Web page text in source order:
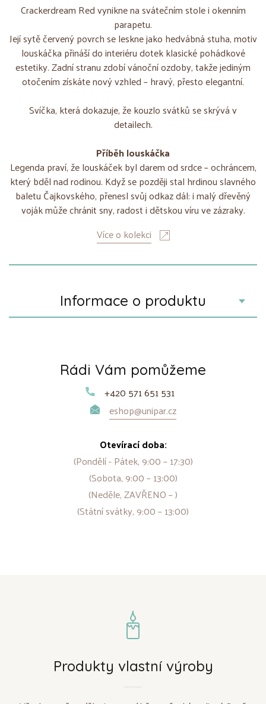
Crackerdream Red vynikne na svátečním stole i okenním
parapetu.
Její sytě červený povrch se leskne jako hedvábná stuha, motiv
louskáčka přináší do interiéru dotek klasické pohádkové
estetiky. Zadní stranu zdobí vánoční ozdoby, takže jediným
otočením získáte nový vzhled – hravý, přesto elegantní.
Svíčka, která dokazuje, že kouzlo svátků se skrývá v
detailech.
Příběh louskáčka
Legenda praví, že louskáček byl darem od srdce – ochráncem,
který bděl nad rodinou. Když se později stal hrdinou slavného
baletu Čajkovského, přenesl svůj odkaz dál: i malý dřevěný
voják může chránit sny, radost i dětskou víru ve zázraky.
Více o kolekci
Informace o produktu
Rádi Vám pomůžeme
+420 571 651 531
eshop@unipar.cz
Otevírací doba:
(Pondělí - Pátek, 9:00 – 17:30)
(Sobota, 9:00 – 13:00)
(Neděle, ZAVŘENO – )
(Státní svátky, 9:00 – 13:00)
Produkty vlastní výroby